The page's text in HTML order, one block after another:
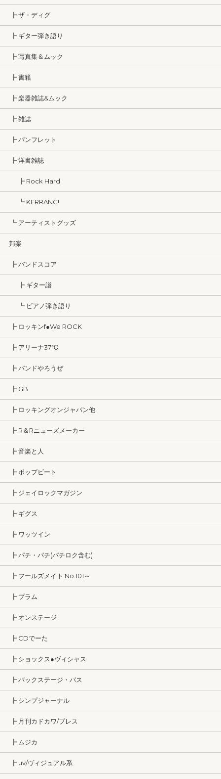
┣ ザ・ディグ
┣ ギター弾き語り
┣ 写真集＆ムック
┣ 書籍
┣ 楽器雑誌&ムック
┣ 雑誌
┣ パンフレット
┣ 洋書雑誌
┣ Rock Hard
┗ KERRANG!
┗ アーティストグッズ
邦楽
┣ バンドスコア
┣ ギター譜
┗ ピアノ弾き語り
┣ ロッキンf●We ROCK
┣ アリーナ37℃
┣ バンドやろうぜ
┣ GB
┣ ロッキングオンジャパン他
┣ R＆Rニューズメーカー
┣ 音楽と人
┣ ポップビート
┣ ジェイロックマガジン
┣ ギグス
┣ ワッツイン
┣ パチ・パチ(パチロク含む)
┣ フールズメイト No.101～
┣ プラム
┣ オンステージ
┣ CDでーた
┣ ショックス●ヴィシャス
┣ バックステージ・パス
┣ シンプジャーナル
┣ 月刊カドカワ/ブレス
┣ ムジカ
┣ uv/ヴィジュアル系